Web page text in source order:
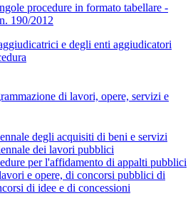
procedure in formato tabellare -
190/2012
e degli enti aggiudicatori
di lavori, opere, servizi e
degli acquisiti di beni e servizi
dei lavori pubblici
per l'affidamento di appalti pubblici
e opere, di concorsi pubblici di
di idee e di concessioni